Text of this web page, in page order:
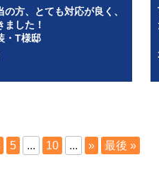
方、とても対応が良く、
した！
・T様邸
5 ... 10 ... » 最後 »